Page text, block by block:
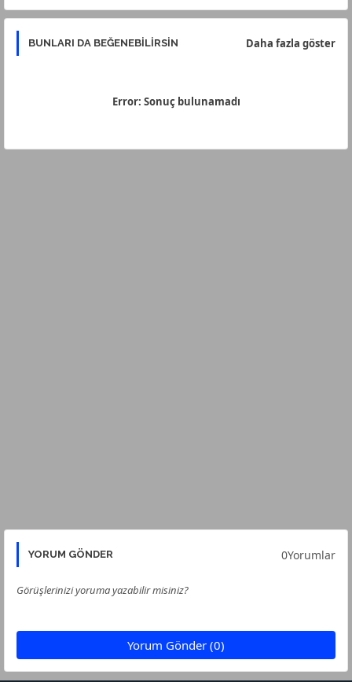
BUNLARI DA BEĞENEBILIRSIN Daha fazla göster
Error: Sonuç bulunamadı
YORUM GÖNDER 0Yorumlar
Görüşlerinizi yoruma yazabilir misiniz?
Yorum Gönder (0)